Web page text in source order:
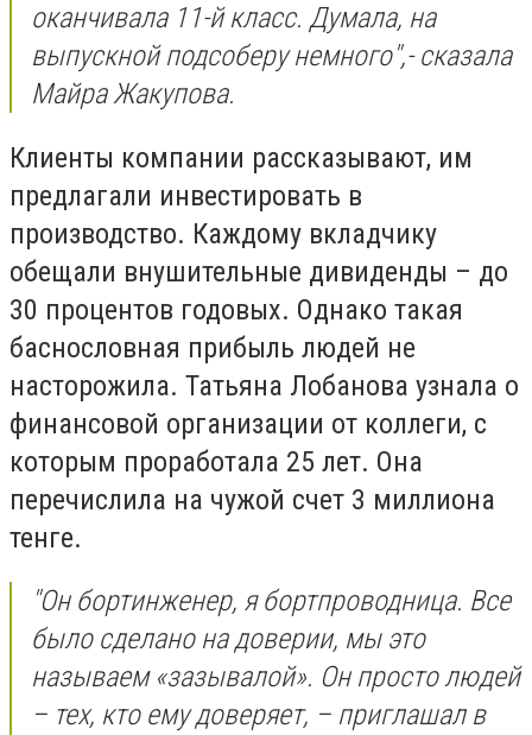
оканчивала 11-й класс. Думала, на
выпускной подсоберу немного",- сказала
Майра Жакупова.
Клиенты компании рассказывают, им
предлагали инвестировать в
производство. Каждому вкладчику
обещали внушительные дивиденды – до
30 процентов годовых. Однако такая
баснословная прибыль людей не
насторожила. Татьяна Лобанова узнала о
финансовой организации от коллеги, с
которым проработала 25 лет. Она
перечислила на чужой счет 3 миллиона
тенге.
"Он бортинженер, я бортпроводница. Все
было сделано на доверии, мы это
называем «зазывалой». Он просто людей
– тех, кто ему доверяет, – приглашал в